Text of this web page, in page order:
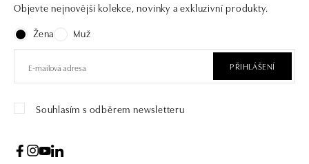
Objevte nejnovější kolekce, novinky a exkluzivní produkty.
Žena
Muž
PŘIHLÁŠENÍ
Souhlasím s odběrem newsletteru